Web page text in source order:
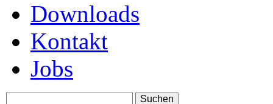
Downloads
Kontakt
Jobs